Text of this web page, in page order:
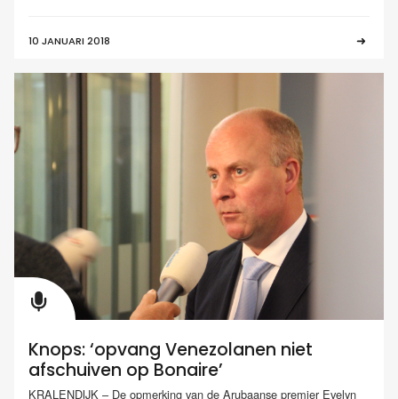
10 JANUARI 2018
Knops: ‘opvang Venezolanen niet
afschuiven op Bonaire’
KRALENDIJK – De opmerking van de Arubaanse premier Evelyn